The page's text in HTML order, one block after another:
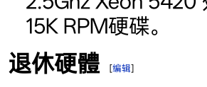
15K RPM硬碟。
退休硬體 [编辑]